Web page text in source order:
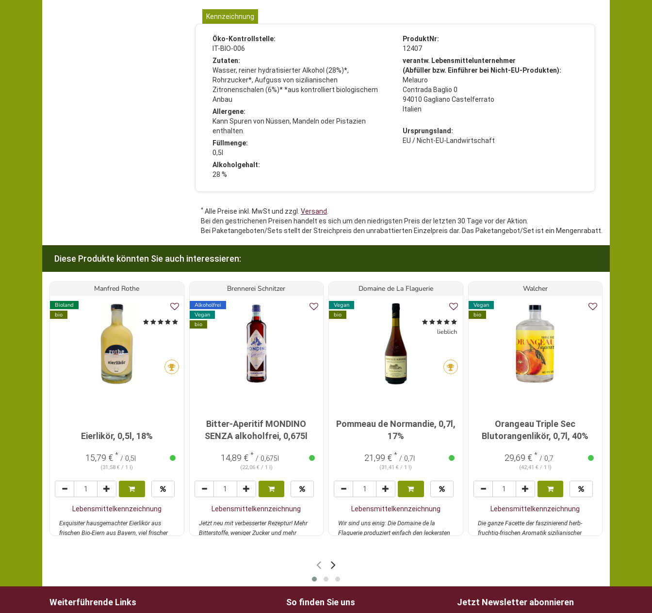
Kennzeichnung
Öko-Kontrollstelle:
IT-BIO-006
Zutaten:
Wasser, reiner hydratisierter Alkohol (28%)*,
Rohrzucker*, Aufguss von sizilianischen
Zitronenschalen (6%)* *aus kontrolliert biologischem
Anbau
Allergene:
Kann Spuren von Nüssen, Mandeln oder Pistazien
enthalten.
Füllmenge:
0,5l
Alkoholgehalt:
28 %
ProduktNr:
12407
verantw. Lebensmittelunternehmer
(Abfüller bzw. Einführer bei Nicht-EU-Produkten):
Melauro
Contrada Baglio 0
94010 Gagliano Castelferrato
Italien
Ursprungsland:
EU / Nicht-EU-Landwirtschaft
* Alle Preise inkl. MwSt und zzgl. Versand
Bei den gestrichenen Preisen handelt es sich um den niedrigsten Preis der letzten 30 Tage vor der Aktion.
Bei Paketangeboten/Sets stellt der Streichpreis den unrabattierten Einzelpreis dar. Das Paketangebot/Set ist ein Mengenrabatt.
Diese Produkte könnten Sie auch interessieren:
Manfred Rothe
Bioland
bio
Eierlikör, 0,5l, 18%
15,79 € * / 0,5l
(31,58 € / 1 l)
Lebensmittelkennzeichnung
Exquisiter hausgemachter Eierlikör aus
frischen Bio-Eiern aus Bayern, viel frischer
Brennerei Schnitzer
Alkoholfrei
Vegan
bio
Bitter-Aperitif MONDINO
SENZA alkoholfrei, 0,675l
14,89 € * / 0,675l
(22,06 € / 1 l)
Lebensmittelkennzeichnung
Jetzt neu mit verbesserter Rezeptur! Mehr
Bitterstoffe, weniger Zucker und mehr
Domaine de La Flaguerie
Vegan
bio
lieblich
Pommeau de Normandie, 0,7l,
17%
21,99 € * / 0,7l
(31,41 € / 1 l)
Lebensmittelkennzeichnung
Wir sind uns einig: Die Domaine de la
Flaguerie produziert einfach den leckersten
Walcher
Vegan
bio
Orangeau Triple Sec
Blutorangenlikör, 0,7l, 40%
29,69 € * / 0,7
(42,41 € / 1 l)
Lebensmittelkennzeichnung
Die ganze Facette der faszinierend herb-
fruchtig-frischen Aromatik sizilianischer
Weiterführende Links So finden Sie uns Jetzt Newsletter abonnieren